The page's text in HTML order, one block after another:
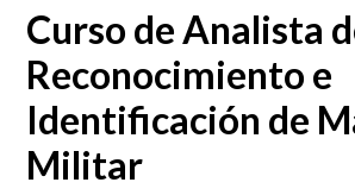
Curso de Analista
Reconocimiento e
Identificación de
Militar